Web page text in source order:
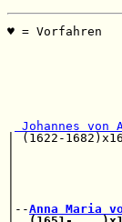
♥ =
Johannes von
| (1622-
|
|--Anna Maria